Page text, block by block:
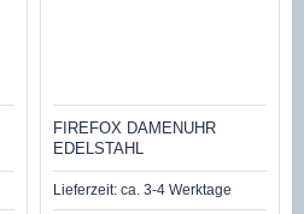
FIREFOX DAMENUHR
EDELSTAHL
ZIRKONIASTEINE FFS178-
103 SUNRAY BLAU
Lieferzeit: ca. 3-4 Werktage